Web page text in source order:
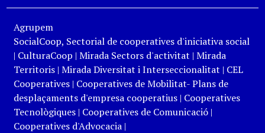
Agrupem
SocialCoop, Sectorial de cooperatives d'iniciativa social
| CulturaCoop | Mirada Sectors d'activitat | Mirada
Territoris| Mirada Diversitat i Interseccionalitat | CEL
Cooperatives| Cooperatives de Mobilitat- Plans de
desplaçaments d'empresa cooperatius| Cooperatives
Tecnològiques| Cooperatives de Comunicació|
Cooperatives d'Advocacia|